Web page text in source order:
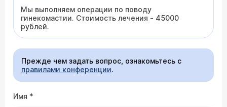
Мы выполняем операции по поводу
гинекомастии. Стоимость лечения - 45000
рублей.
Прежде чем задать вопрос, ознакомьтесь с
правилами конференции.
Имя *